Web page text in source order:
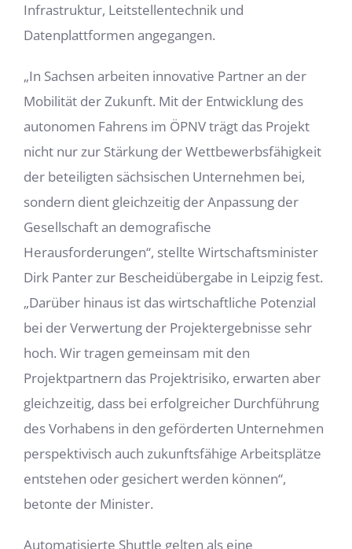
Infrastruktur, Leitstellentechnik und
Datenplattformen angegangen.
„In Sachsen arbeiten innovative Partner an der
Mobilität der Zukunft. Mit der Entwicklung des
autonomen Fahrens im ÖPNV trägt das Projekt
nicht nur zur Stärkung der Wettbewerbsfähigkeit
der beteiligten sächsischen Unternehmen bei,
sondern dient gleichzeitig der Anpassung der
Gesellschaft an demografische
Herausforderungen“, stellte Wirtschaftsminister
Dirk Panter zur Bescheidübergabe in Leipzig fest.
„Darüber hinaus ist das wirtschaftliche Potenzial
bei der Verwertung der Projektergebnisse sehr
hoch. Wir tragen gemeinsam mit den
Projektpartnern das Projektrisiko, erwarten aber
gleichzeitig, dass bei erfolgreicher Durchführung
des Vorhabens in den geförderten Unternehmen
perspektivisch auch zukunftsfähige Arbeitsplätze
entstehen oder gesichert werden können“,
betonte der Minister.
Automatisierte Shuttle gelten als eine